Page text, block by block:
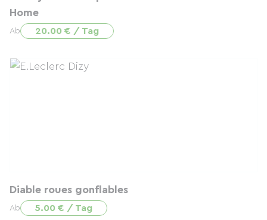
Home
Ab 20.00 € / Tag
Diable roues gonflables
Ab 5.00 € / Tag